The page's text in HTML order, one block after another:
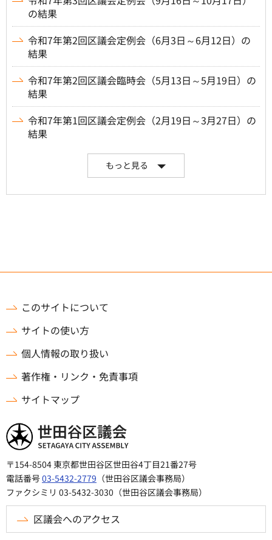
の結果
令和7年第2回区議会定例会（6月3日～6月12日）の
結果
令和7年第2回区議会臨時会（5月13日～5月19日）の
結果
令和7年第1回区議会定例会（2月19日～3月27日）の
結果
もっと見る
このサイトについて
サイトの使い方
個人情報の取り扱い
著作権・リンク・免責事項
サイトマップ
世田谷区議会
〒154-8504 東京都世田谷区世田谷4丁目21番27号
電話番号03-5432-2779 （世田谷区議会事務局）
ファクシミリ 03-5432-3030（世田谷区議会事務局）
区議会へのアクセス